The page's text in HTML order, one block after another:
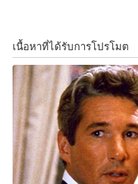
สำนักงานส่งเสริมเศรษ
“ปัจจุบันประเทศไทยกำ
เต็มรูปแบบ โดยในปี
12 ล้านคน* หรือคิดเป็
ประชากรทั้งหมด
ดีป้า ในฐานะหน่วยงาน
เทคโนโลยีดิจิทัลมาใช้